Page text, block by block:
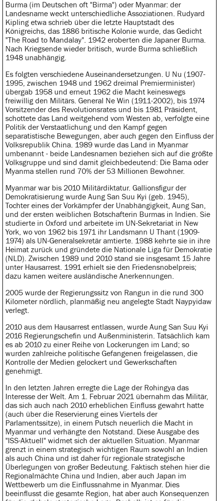
Burma (im Deutschen oft "Birma") oder Myanmar: der
Landesname weckt unterschiedliche Assoziationen. Rudyard
Kipling etwa schrieb über die letzte Hauptstadt des
Königreichs, das 1886 britische Kolonie wurde, das Gedicht
"The Road to Mandalay". 1942 eroberten die Japaner Burma.
Nach Kriegsende wieder britisch, wurde Burma schließlich
1948 unabhängig.
Es folgten verschiedene Auseinandersetzungen. U Nu (1907-
1995, zwischen 1948 und 1962 dreimal Premierminister)
übergab 1958 und erneut 1962 die Macht keineswegs
freiwillig den Militärs. General Ne Win (1911-2002), bis 1974
Vorsitzender des Revolutionsrates und bis 1981 Präsident,
schottete das Land weitgehend vom Westen ab, verfolgte eine
Politik der Verstaatlichung und den Kampf gegen
separatistische Bewegungen, aber auch gegen den Einfluss der
Volksrepublik China. 1989 wurde das Land in Myanmar
umbenannt - beide Landesnamen beziehen sich auf die größte
Volksgruppe und sind damit gleichbedeutend: Die Bama oder
Myanma stellen rund 70% der 53 Millionen Bewohner.
Myanmar war bis 2010 Militärdiktatur. Gallionsfigur der
Demokratisierung wurde Aung San Suu Kyi (geb. 1945),
Tochter eines der Vorkämpfer der Unabhängigkeit, Aung San,
und der ersten weiblichen Botschafterin Burmas in Indien. Sie
studierte in Oxford und arbeitete im UN-Sekretariat in New
York, wo von 1962 bis 1971 ihr Landsmann U Thant (1909-
1974) als UN-Generalsekretär amtierte. 1988 kehrte sie in ihre
Heimat zurück und gründete die Nationale Liga für Demokratie
(NLD). Zwischen 1989 und 2010 stand sie insgesamt 15 Jahre
unter Hausarrest. 1991 erhielt sie den Friedensnobelpreis;
dazu kamen weitere ausländische Anerkennungen.
2005 wurde der Regierungssitz von Rangun in die rund 300
Kilometer nördlich, planmäßig neu angelegte Stadt Naypyidaw
verlegt.
2010 aus dem Hausarrest entlassen, wurde Aung San Suu Kyi
2016 Regierungschefin und Außenministerin. Tatsächlich kam
es ab 2010 zu einer Reihe von Lockerungen im Land; so
wurden zahlreiche politische Gefangenen freigelassen, die
Kontrolle der Medien gelockert und Gewerkschaften
genehmigt.
In den letzten Jahren erregte die Lage der Rohingya das
Interesse der Welt. Am 1. Februar 2021 übernahm das Militär,
das sich auch nach 2010 erheblichen Einfluss gewahrt hatte
(auch über die Reservierung eines Viertels der
Parlamentssitze), in einem Putsch neuerlich die Macht in
Myanmar und verhängte den Notstand. Diese Ausgabe des
"ISS-Aktuell" widmet sich der aktuellen Situation. Myanmar
grenzt in einem strategisch wichtigen Raum sowohl an Indien
als auch China und ist daher für regionale strategische
Überlegungen von großer Bedeutung. Faktisch stehen hier die
Regionalmächte China und Indien, aber auch Japan im
Wettbewerb um die Einflussnahme in Myanmar. Dies
beeinflusst die gesamte Region, hat aber auch Konsequenzen